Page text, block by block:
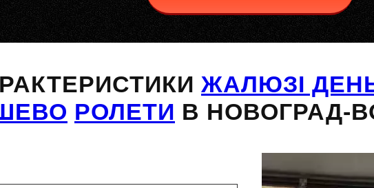
ЖАЛЮЗІ
РОЛЕТИ В НОВОГРАД-